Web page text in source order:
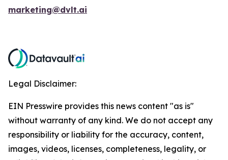
marketing@dvlt.ai
Legal Disclaimer:
EIN Presswire provides this news content "as is"
without warranty of any kind. We do not accept any
responsibility or liability for the accuracy, content,
images, videos, licenses, completeness, legality, or